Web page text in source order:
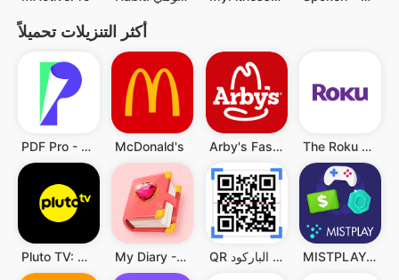
أكثر التنزيلات تحميلاً
PDF Pro - Reader & Maker McDonald's Arby's Fast Food Sandwiches The Roku App (Official)
Pluto TV: Watch Free Movies/TV My Diary - Diary With Lock QR قارئ رمز & قارئ الباركود MISTPLAY: Play to Earn Money